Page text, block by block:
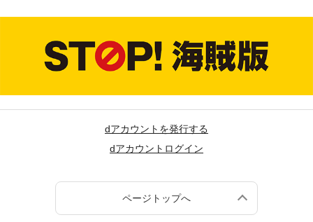
dアカウントを発行する
dアカウントログイン
ページトップへ